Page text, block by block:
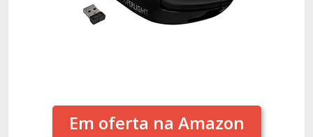
Em oferta na Amazon